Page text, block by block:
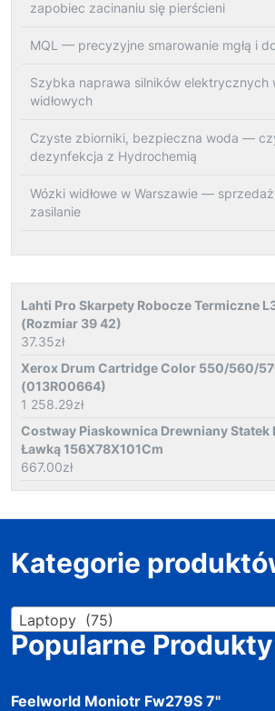
zapobiec zacinaniu się pierścieni
MQL — precyzyjne smarowanie mgłą i
Szybka naprawa silników elektrycznych
widłowych
Czyste zbiorniki, bezpieczna woda —
dezynfekcja z Hydrochemią
Wózki widłowe w Warszawie —
zasilanie
Lahti Pro Skarpety Robocze Termiczne
(Rozmiar 39 42)
37.35zł
Xerox Drum Cartridge Color 550/560/
(013R00664)
1 258.29zł
Costway Piaskownica Drewniany Statek
Ławką 156X78X101Cm
667.00zł
Kategorie
Laptopy (75)
Popularne Produkty
Feelworld Moniotr Fw279S 7"